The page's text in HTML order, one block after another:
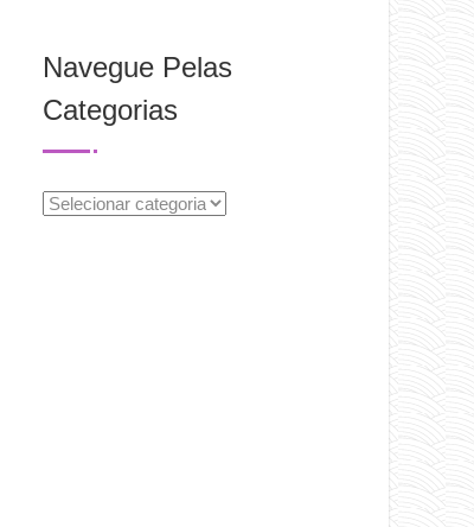
Navegue Pelas
Categorias
Navegue